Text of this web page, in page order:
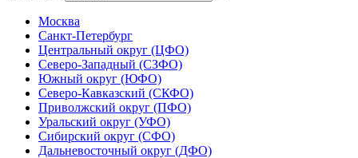
Москва
Санкт-Петербург
Центральный округ (ЦФО)
Северо-Западный (СЗФО)
Южный округ (ЮФО)
Северо-Кавказский (СКФО)
Приволжский округ (ПФО)
Уральский округ (УФО)
Сибирский округ (СФО)
Дальневосточный округ (ДФО)